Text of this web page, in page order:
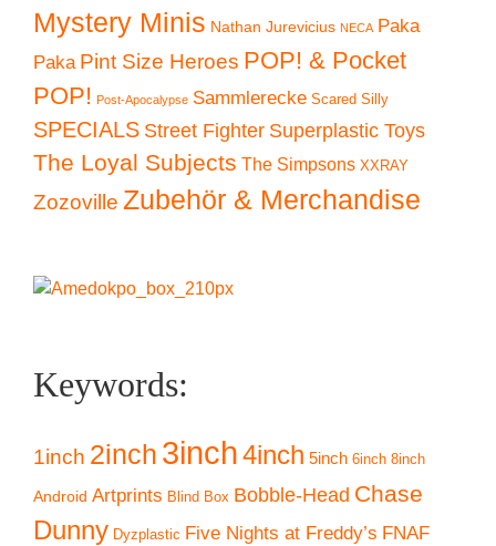
Mystery Minis Nathan Jurevicius NECA Paka
Paka Pint Size Heroes POP! & Pocket
POP! Post-Apocalypse Sammlerecke Scared Silly
SPECIALS Street Fighter Superplastic Toys
The Loyal Subjects The Simpsons XXRAY
Zozoville Zubehör & Merchandise
Keywords:
1inch 2inch 3inch4inch 5inch 6inch 8inch
Android Artprints Blind Box Bobble-Head Chase
Dunny Dyzplastic Five Nights at Freddy’s FNAF